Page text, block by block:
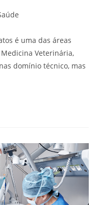
é uma das áreas
Veterinária,
domínio técnico, mas